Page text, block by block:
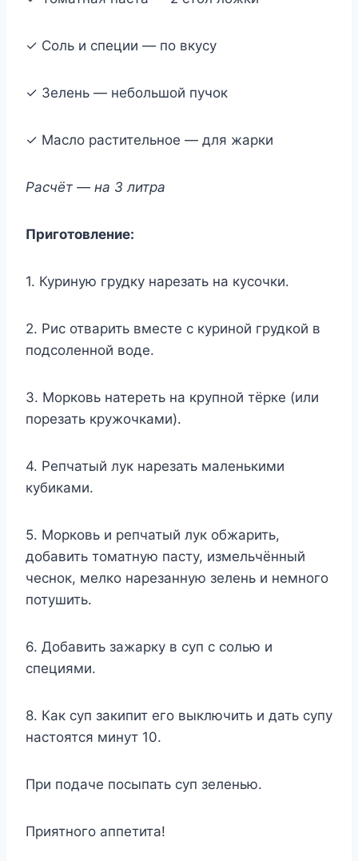
✓ Соль и специи — по вкусу
✓ Зелень — небольшой пучок
✓ Масло растительное — для жарки
Расчёт — на 3 литра
Приготовление:
1. Куриную грудку нарезать на кусочки.
2. Рис отварить вместе с куриной грудкой в
подсоленной воде.
3. Морковь натереть на крупной тёрке (или
порезать кружочками).
4. Репчатый лук нарезать маленькими
кубиками.
5. Морковь и репчатый лук обжарить,
добавить томатную пасту, измельчённый
чеснок, мелко нарезанную зелень и немного
потушить.
6. Добавить зажарку в суп с солью и
специями.
8. Как суп закипит его выключить и дать супу
настоятся минут 10.
При подаче посыпать суп зеленью.
Приятного аппетита!